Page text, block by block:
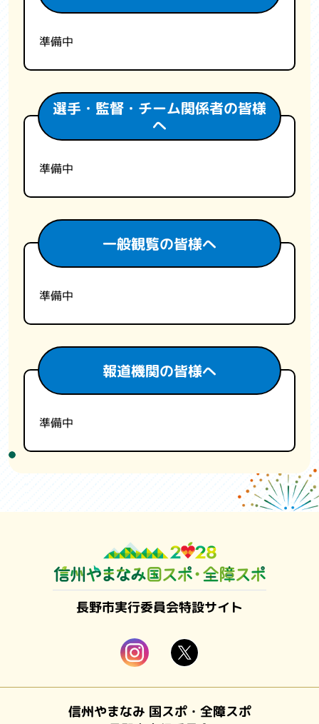
準備中
選手・監督・チーム関係者の皆様
へ
準備中
一般観覧の皆様へ
準備中
報道機関の皆様へ
準備中
長野市実行委員会特設サイト
信州やまなみ 国スポ・全障スポ